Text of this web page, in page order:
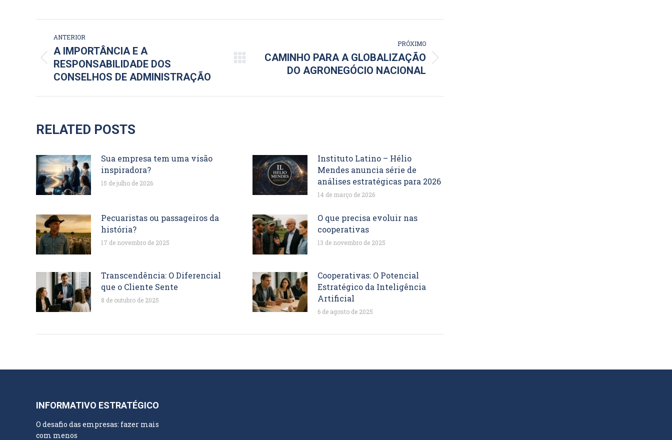
DE
POST:
ANTERIOR
Post
anterior:
A IMPORTÂNCIA E A
RESPONSABILIDADE DOS
CONSELHOS DE ADMINISTRAÇÃO
PRÓXIMO
Próximo
CAMINHO PARA A GLOBALIZAÇÃO
DO AGRONEGÓCIO NACIONAL
RELATED POSTS
Sua empresa tem uma visão
inspiradora?
15 de julho de 2026
Instituto Latino – Hélio
Mendes anuncia série de
análises estratégicas para 2026
14 de março de 2026
Pecuaristas ou passageiros da
história?
17 de novembro de 2025
O que precisa evoluir nas
cooperativas
13 de novembro de 2025
Transcendência: O Diferencial
que o Cliente Sente
8 de outubro de 2025
Cooperativas: O Potencial
Estratégico da Inteligência
Artificial
6 de agosto de 2025
INFORMATIVO ESTRATÉGICO
O desafio das empresas: fazer mais
com menos